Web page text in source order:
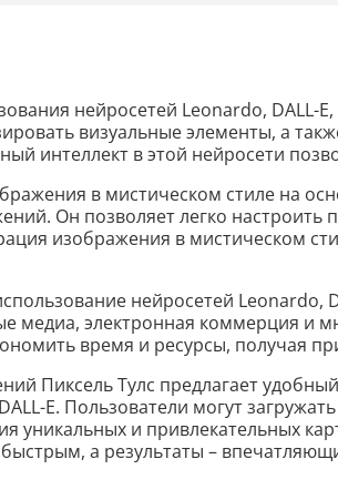
нейросетей Leonardo, DALL-
визуальные элементы, а
интеллект в этой нейросети
в мистическом стиле на
Он позволяет легко
изображения в мистическом
нейросетей Leonardo,
медиа, электронная коммерция и
время и ресурсы, получая
Пиксель Тулс предлагает
E. Пользователи могут
уникальных и привлекательных
а результаты –